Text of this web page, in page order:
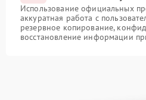
Использование официальных
аккуратная работа с
резервное копирование,
восстановление информации